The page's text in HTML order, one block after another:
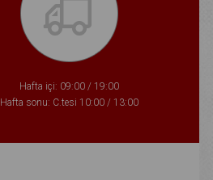
Hafta içi: 09:00 / 19:00
Hafta sonu: C.tesi 10:00 / 13:00